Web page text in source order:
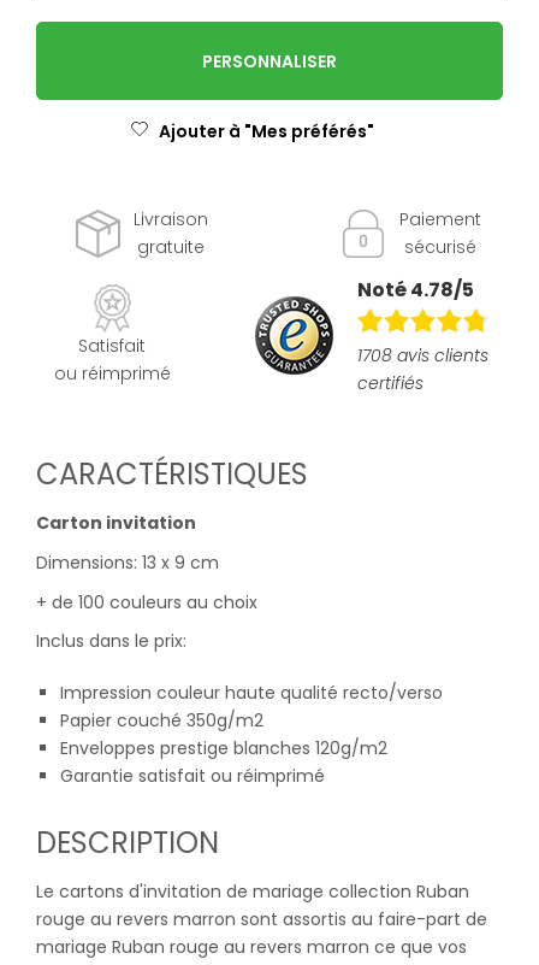
PERSONNALISER
Ajouter à "Mes préférés"
Livraison
gratuite
Paiement
sécurisé
Satisfait
ou réimprimé
Noté 4.78/5
1708 avis clients
certifiés
CARACTÉRISTIQUES
Carton invitation
Dimensions: 13 x 9 cm
+ de 100 couleurs au choix
Inclus dans le prix:
Impression couleur haute qualité recto/verso
Papier couché 350g/m2
Enveloppes prestige blanches 120g/m2
Garantie satisfait ou réimprimé
DESCRIPTION
Le cartons d'invitation de mariage collection Ruban
rouge au revers marron sont assortis au faire-part de
mariage Ruban rouge au revers marron ce que vos